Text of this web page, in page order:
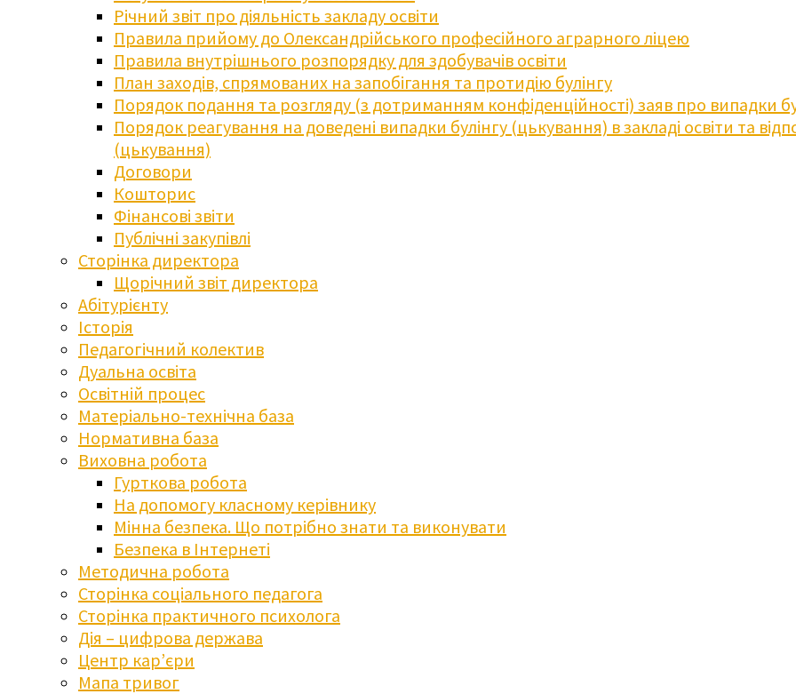
Річний звіт про діяльність закладу освіти
Правила прийому до Олександрійського професійного аграрного ліцею
Правила внутрішнього розпорядку для здобувачів освіти
План заходів, спрямованих на запобігання та протидію булінгу
Порядок подання та розгляду (з дотриманням конфіденційності) заяв про випадки
Порядок реагування на доведені випадки булінгу (цькування) в закладі освіти та
(цькування)
Договори
Кошторис
Фінансові звіти
Публічні закупівлі
Сторінка директора
Щорічний звіт директора
Абітурієнту
Історія
Педагогічний колектив
Дуальна освіта
Освітній процес
Матеріально-технічна база
Нормативна база
Виховна робота
Гурткова робота
На допомогу класному керівнику
Мінна безпека. Що потрібно знати та виконувати
Безпека в Інтернеті
Методична робота
Сторінка соціального педагога
Сторінка практичного психолога
Дія – цифрова держава
Центр кар’єри
Мапа тривог